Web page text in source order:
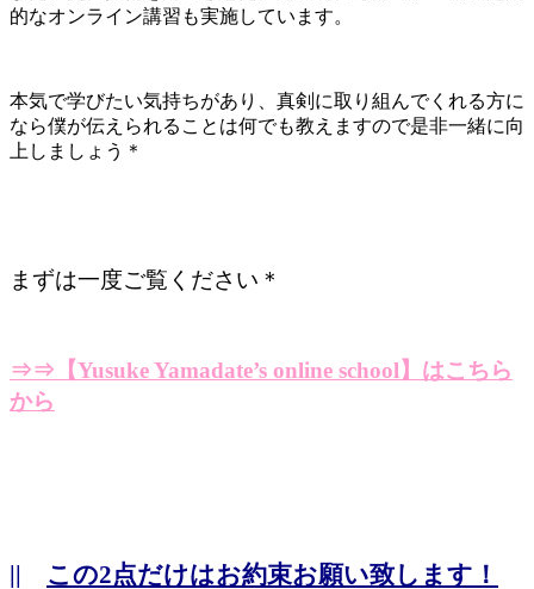
的なオンライン講習も実施しています。
本気で学びたい気持ちがあり、真剣に取り組んでくれる方に
なら僕が伝えられることは何でも教えますので是非一緒に向
上しましょう＊
まずは一度ご覧ください＊
⇒⇒【Yusuke Yamadate’s online school】はこちら
から
|| この2点だけはお約束お願い致します！